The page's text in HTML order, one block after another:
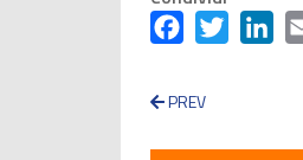
FacebookTwitter
PREV